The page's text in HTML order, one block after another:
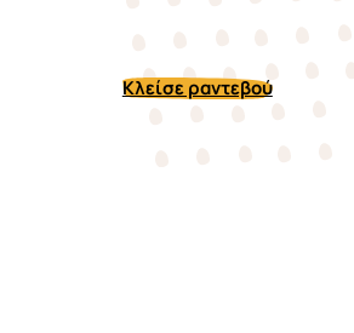
Κλείσε ραντεβού